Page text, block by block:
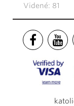
Videné: 81